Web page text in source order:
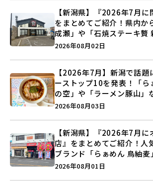
【新潟県】『2026年7月に
をまとめてご紹介！県内か
成瀬」や「石焼ステーキ贅
営業に幕…。
2026年08月02日
【2026年7月】新潟で話題
ーストップ10を発表！「ら
の空」や「ラーメン豚山」
注目記事をランキングでご
2026年08月03日
【新潟県】『2026年7月
店』をまとめてご紹介！人
ブランド「らぁめん 鳥紬麦
しょうがの空」など盛りだ
2026年08月01日